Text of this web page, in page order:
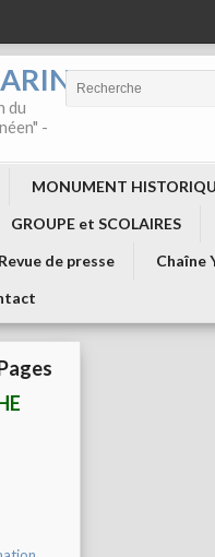
du
-
MONUMENT
GROUPE et SCOLAIRES
Revue de presse
Chaîne